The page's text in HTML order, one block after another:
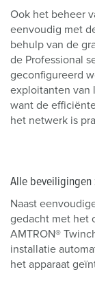
Ook het beheer
eenvoudig met
behulp van de
de Professional
geconfigureerd
exploitanten van
want de
het netwerk is
Alle beveiligingen
Naast
gedacht met het
AMTRON®
installatie
het apparaat